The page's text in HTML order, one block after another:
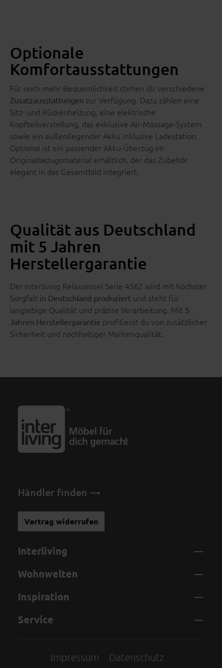
Optionale
Komfortausstattungen
Für noch mehr Bequemlichkeit stehen dir verschiedene
Zusatzausstattungen zur Verfügung. Dazu zählen eine
Sitz- und Rückenheizung, eine elektrische
Kopfteilverstellung, das exklusive Air-Massage-System
sowie ein außenliegender Akku inklusive Ladestation.
Optional ist ein passender Akku-Überzug im
Originalbezugsmaterial erhältlich, der das Zubehör
elegant in das Gesamtbild integriert.
Qualität aus Deutschland
mit 5 Jahren
Herstellergarantie
Der Interliving Relaxsessel Serie 4562 wird mit höchster
Sorgfalt in Deutschland produziert und steht für
langlebige Qualität und präzise Verarbeitung. Mit 5
Jahren Herstellergarantie profitierst du von zusätzlicher
Sicherheit und nachhaltiger Markenqualität.
Händler finden
Vertrag widerrufen
Interliving
Wohnwelten
Inspiration
Service
Impressum Datenschutz